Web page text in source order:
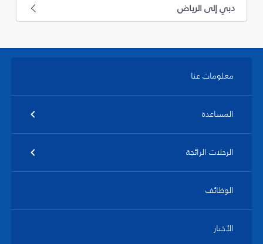
دبي إلى الرياض
معلومات عنا
المساعدة
الرحلات الرائجة
الوظائف
الأخبار